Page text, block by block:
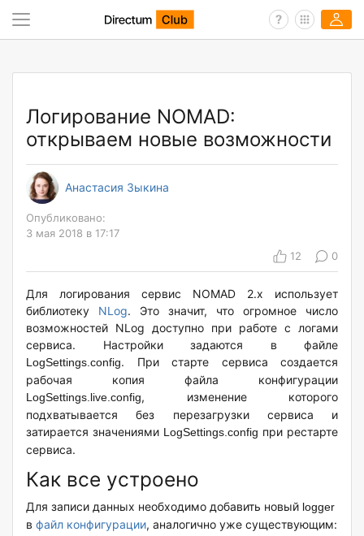
Логирование NOMAD:
открываем новые возможности
Анастасия Зыкина
Опубликовано:
3 мая 2018 в 17:17
12
0
Для логирования сервис NOMAD 2.x использует
библиотеку NLog. Это значит, что огромное число
возможностей NLog доступно при работе с логами
сервиса. Настройки задаются в файле
LogSettings.config. При старте сервиса создается
рабочая копия файла конфигурации
LogSettings.live.config, изменение которого
подхватывается без перезагрузки сервиса и
затирается значениями LogSettings.config при рестарте
сервиса.
Как все устроено
Для записи данных необходимо добавить новый logger
в файл конфигурации, аналогично уже существующим: